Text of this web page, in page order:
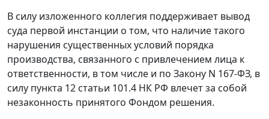
В силу изложенного коллегия поддерживает вывод
суда первой инстанции о том, что наличие такого
нарушения существенных условий порядка
производства, связанного с привлечением лица к
ответственности, в том числе и по Закону N 167-ФЗ, в
силу пункта 12 статьи 101.4 НК РФ влечет за собой
незаконность принятого Фондом решения.